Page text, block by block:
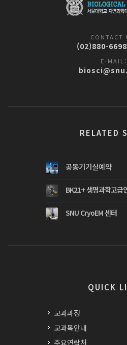
CONTACT
(02)880-
E-MAIL:
RELATED
공동기기실예약
BK21+ 생명과학고급
SNU CryoEM 센터
QUICK
교과과정
교과목안내
주요연락처